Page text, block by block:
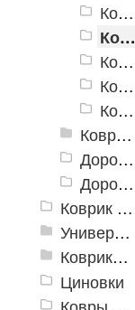
Коврики «Лапша» 600x900 мм
Коврики «Лапша» 400x600 мм, с надписью
Коврики «Лапша» 500x700 мм, с надписью
Коврики «Лапша» 500x800 мм, с надписью
Коврики «Лапша» 600x900 мм, с надписью
Коврик придверный Dabar
Дорожка «Лапша»
Дорожка «Кели»
Коврик флокированный
Универсальные коврики
Коврики хлопковые
Циновки